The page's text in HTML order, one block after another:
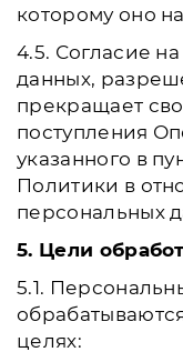
которому оно
4.5. Согласие
данных,
прекращает
поступления
указанного в
Политики в
персональных
5. Цели
5.1.
целях: